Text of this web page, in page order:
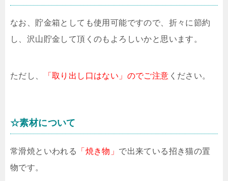
なお、貯金箱としても使用可能ですので、折々に節約
し、沢山貯金して頂くのもよろしいかと思います。
ただし、 「取り出し口はない」のでご注意 ください。
☆素材について
常滑焼といわれる 「焼き物」 で出来ている招き猫の置
物です。